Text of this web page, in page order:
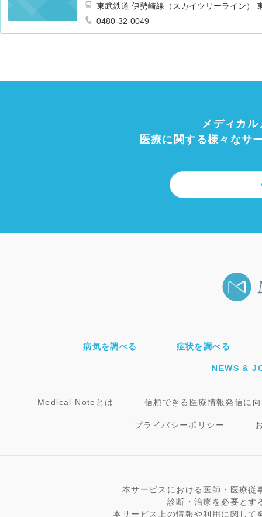
東武鉄道 伊勢崎線（スカイツリーライン）
0480-32-0049
メディカ
医療に関する様々なサ
病気を調べる 症状を調べる
NEWS &
Medical Noteとは 信頼できる医療情報発信に
プライバシーポリシー
本サービスにおける医師・医療従
診断・治療を必要とす
本サービス上の情報や利用に関し